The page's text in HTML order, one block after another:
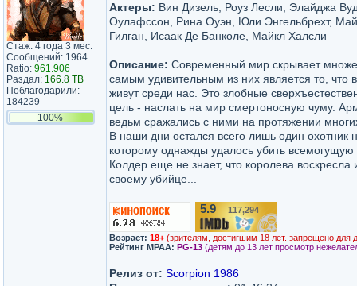
Стаж: 4 года 3 мес.
Сообщений: 1964
Ratio: 961.906
Раздал: 166.8 TB
Поблагодарили:
184239
100%
Актеры: Вин Дизель, Роуз Лесли, Элайджа
Оулафссон, Рина Оуэн, Юли Энгельбрехт,
Гилган, Исаак Де Банколе, Майкл Халсли
Описание: Современный мир скрывает
самым удивительным из них является то, что
живут среди нас. Это злобные
цель - наслать на мир смертоносную чуму.
ведьм сражались с ними на протяжении
В наши дни остался всего лишь один охотник
которому однажды удалось убить
Колдер еще не знает, что королева воскресла
своему убийце...
5.9 117,294
Возраст: 18+ (зрителям, достигшим 18 лет. запрещено для
Рейтинг MPAA: PG-13 (детям до 13 лет просмотр
Релиз от: Scorpion 1986